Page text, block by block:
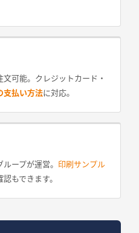
可能。クレジットカード・
支払い方法に対応。
ープが運営。 印刷サンプル
もできます。